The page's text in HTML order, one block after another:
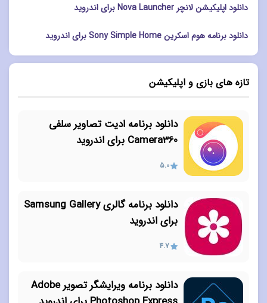
دانلود اپلیکیشن لانچر Nova Launcher برای اندروید
دانلود برنامه هوم اسکرین Sony Simple Home برای اندروید
تازه های بازی و اپلیکیشن
دانلود برنامه ادیت تصاویر سلفی
Camera360 برای اندروید
5.0
دانلود برنامه گالری Samsung Gallery
برای اندروید
4.7
دانلود برنامه ویرایشگر تصویر Adobe